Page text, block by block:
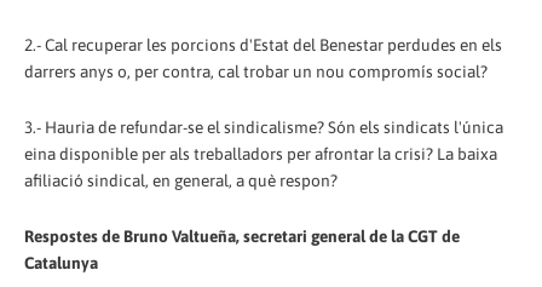
2.- Cal recuperar les porcions d'Estat del Benestar perdudes en els
darrers anys o, per contra, cal trobar un nou compromís social?
3.- Hauria de refundar-se el sindicalisme? Són els sindicats l'única
eina disponible per als treballadors per afrontar la crisi? La baixa
afiliació sindical, en general, a què respon?
Respostes de Bruno Valtueña, secretari general de la CGT de
Catalunya